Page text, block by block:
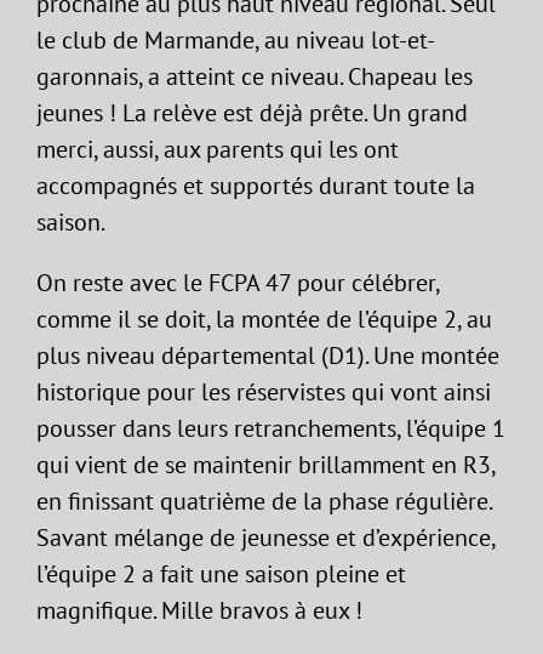
le club de Marmande, au niveau lot-et-
garonnais, a atteint ce niveau. Chapeau les
jeunes ! La relève est déjà prête. Un grand
merci, aussi, aux parents qui les ont
accompagnés et supportés durant toute la
saison.
On reste avec le FCPA 47 pour célébrer,
comme il se doit, la montée de l’équipe 2, au
plus niveau départemental (D1). Une montée
historique pour les réservistes qui vont ainsi
pousser dans leurs retranchements, l’équipe 1
qui vient de se maintenir brillamment en R3,
en finissant quatrième de la phase régulière.
Savant mélange de jeunesse et d’expérience,
l’équipe 2 a fait une saison pleine et
magnifique. Mille bravos à eux !